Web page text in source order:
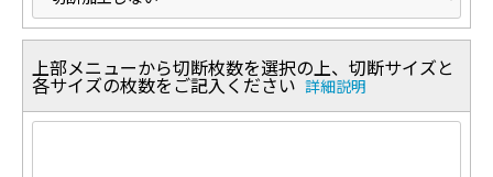
上部メニューから切断枚数を選択の上、切断サイズと
各サイズの枚数をご記入ください 詳細説明